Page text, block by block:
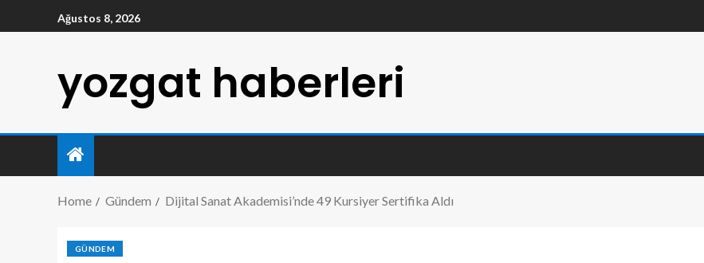
Ağustos 8, 2026
yozgat haberleri
Home Gündem Dijital Sanat Akademisi’nde 49 Kursiyer Sertifika Aldı
GÜNDEM